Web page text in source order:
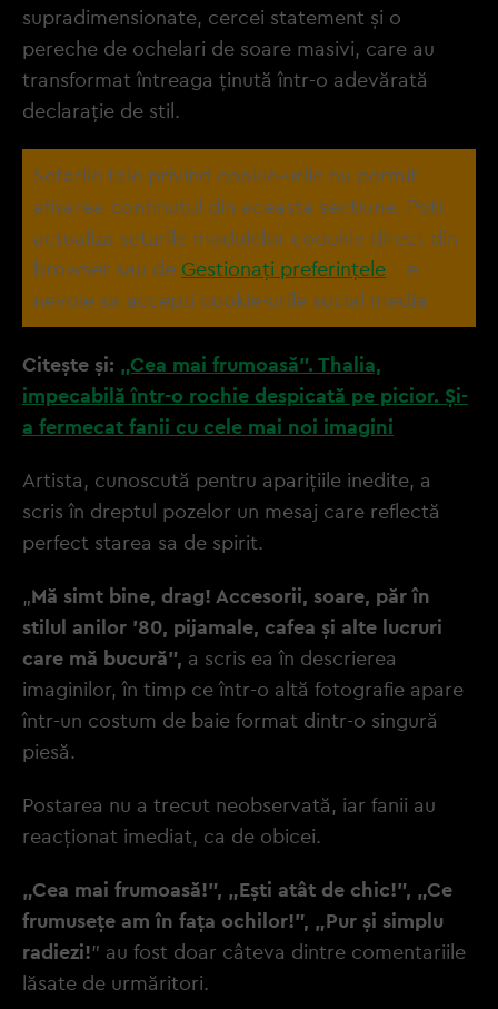
supradimensionate, cercei statement și o
pereche de ochelari de soare masivi, care au
transformat întreaga ținută într-o adevărată
declarație de stil.
Setarile tale privind cookie-urile nu permit
afisarea continutul din aceasta sectiune. Poti
actualiza setarile modulelor coookie direct din
browser sau de Gestionați preferințele – e
nevoie sa accepti cookie-urile social media
Citește și: „Cea mai frumoasă”. Thalia,
impecabilă într-o rochie despicată pe picior. Și-
a fermecat fanii cu cele mai noi imagini
Artista, cunoscută pentru aparițiile inedite, a
scris în dreptul pozelor un mesaj care reflectă
perfect starea sa de spirit.
„Mă simt bine, drag! Accesorii, soare, păr în
stilul anilor '80, pijamale, cafea și alte lucruri
care mă bucură”, a scris ea în descrierea
imaginilor, în timp ce într-o altă fotografie apare
într-un costum de baie format dintr-o singură
piesă.
Postarea nu a trecut neobservată, iar fanii au
reacționat imediat, ca de obicei.
„Cea mai frumoasă!”, „Ești atât de chic!”, „Ce
frumusețe am în fața ochilor!”, „Pur și simplu
radiezi!” au fost doar câteva dintre comentariile
lăsate de urmăritori.